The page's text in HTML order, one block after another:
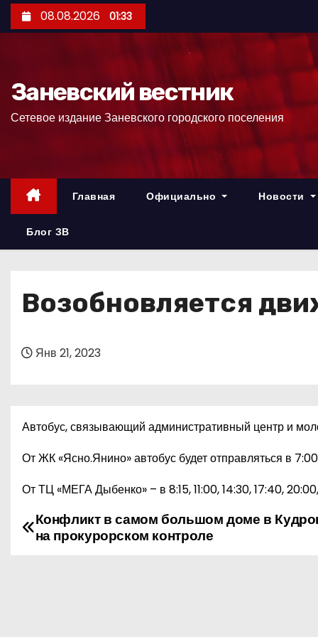
е
р
08.08.2026 01:33
Заневский вестник
Сетевое издание Заневского городского поселения
Главная Официально Новости
Блог ЗВ
Возобновляется
Янв 21, 2023
Автобус, связывающий административный центр и
От ЖК «Ясно.Янино» автобус будет отправляться в
От ТЦ «МЕГА Дыбенко» – в 8:15, 11:00, 14:30, 17:40,
НКонфликт в самом большом доме в
на прокурорском контроле